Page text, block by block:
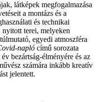
látképek megfogalmazása
a montázs és a
és technikai
nyitott terei, melyeken
egyedi atmoszféra
napló című sorozata
bezártság-élményére és az
számára inkább kreatív
jelentett.